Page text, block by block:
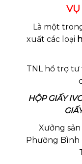
Là một
xuất các loại
TNL hổ trợ tư
HỘP GIẤY
Xưởng
Phường Bình